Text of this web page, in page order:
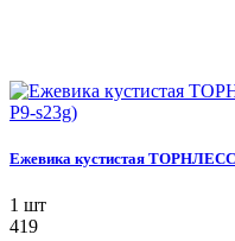
Ежевика кустистая
1 шт
419